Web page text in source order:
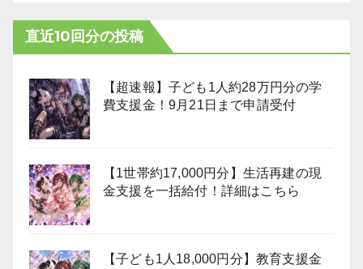
直近10回分の投稿
【超速報】子ども1人約28万円分の学
費支援金！9月21日まで申請受付
【1世帯約17,000円分】生活再建の現
金支援を一括給付！詳細はこちら
【子ども1人18,000円分】教育支援金